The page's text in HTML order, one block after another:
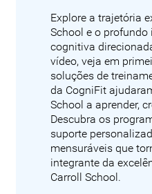
Explore a trajetória
School e o
cognitiva
vídeo, veja em
soluções de
da CogniFit
School a aprender,
Descubra os
suporte
mensuráveis que
integrante da
Carroll School.